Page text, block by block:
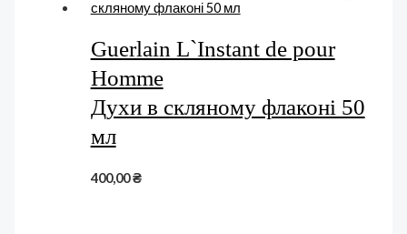
Guerlain L`Instant de pour
Homme
Духи в скляному флаконі 50
мл
400,00₴